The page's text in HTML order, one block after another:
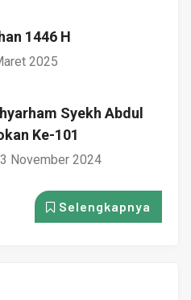
1446 H
2025
Syekh Abdul
Ke-101
November 2024
Selengkapnya